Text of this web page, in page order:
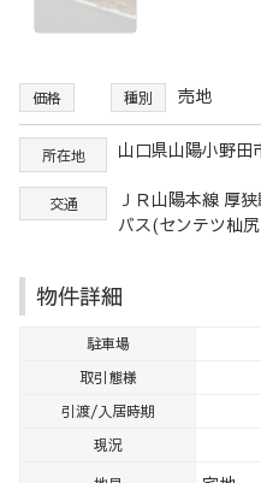
価格 種別 売地
所在地 山口県山陽小野
交通
ＪＲ山陽本線 厚
バス(センテツ杣
物件詳細
駐車場
取引態様
引渡/入居時期
現況